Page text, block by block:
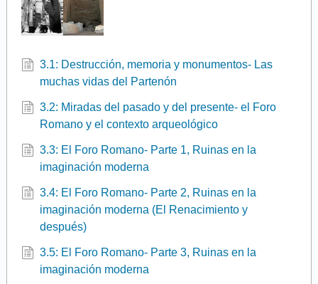
3.1: Destrucción, memoria y monumentos- Las
muchas vidas del Partenón
3.2: Miradas del pasado y del presente- el Foro
Romano y el contexto arqueológico
3.3: El Foro Romano- Parte 1, Ruinas en la
imaginación moderna
3.4: El Foro Romano- Parte 2, Ruinas en la
imaginación moderna (El Renacimiento y
después)
3.5: El Foro Romano- Parte 3, Ruinas en la
imaginación moderna